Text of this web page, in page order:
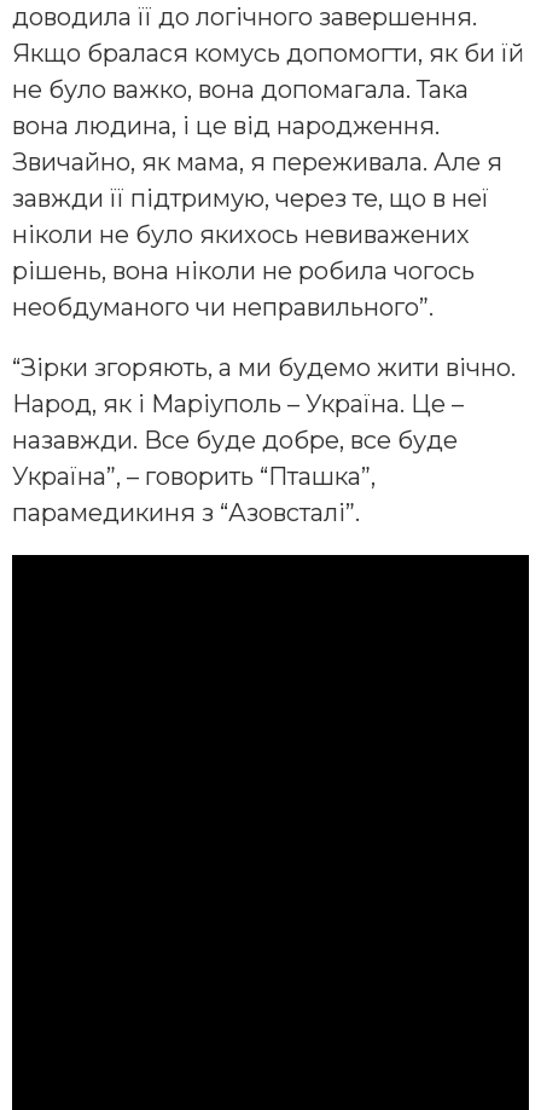
доводила її до логічного завершення.
Якщо бралася комусь допомогти, як би їй
не було важко, вона допомагала. Така
вона людина, і це від народження.
Звичайно, як мама, я переживала. Але я
завжди її підтримую, через те, що в неї
ніколи не було якихось невиважених
рішень, вона ніколи не робила чогось
необдуманого чи неправильного”.
“Зірки згоряють, а ми будемо жити вічно.
Народ, як і Маріуполь – Україна. Це –
назавжди. Все буде добре, все буде
Україна”, – говорить “Пташка”,
парамедикиня з “Азовсталі”.